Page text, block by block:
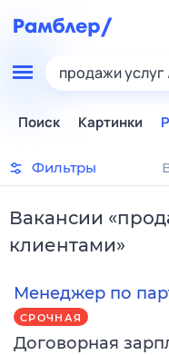
продажи услуг
Поиск Картинки
Фильтры
Вакансии «
клиентами»
Менеджер по
СРОЧНАЯ
Договорная